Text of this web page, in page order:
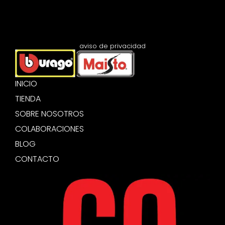
INICIO
TIENDA
SOBRE NOSOTROS
COLABORACIONES
BLOG
CONTACTO
aviso de privacidad